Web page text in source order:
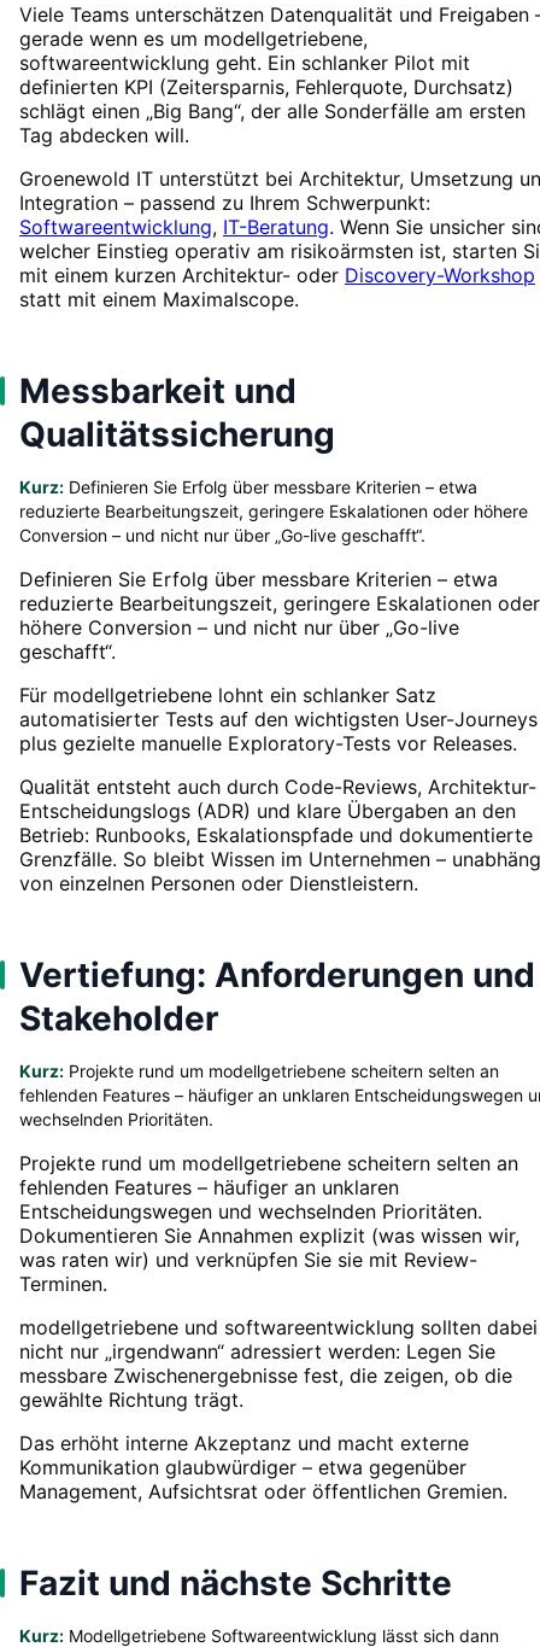
Viele Teams unterschätzen Datenqualität und Freigaben
gerade wenn es um modellgetriebene,
softwareentwicklung geht. Ein schlanker Pilot mit
definierten KPI (Zeitersparnis, Fehlerquote, Durchsatz)
schlägt einen „Big Bang“, der alle Sonderfälle am ersten
Tag abdecken will.
Groenewold IT unterstützt bei Architektur, Umsetzung
Integration – passend zu Ihrem Schwerpunkt:
Softwareentwicklung, IT-Beratung. Wenn Sie unsicher
welcher Einstieg operativ am risikoärmsten ist, starten
mit einem kurzen Architektur- oder Discovery-Workshop
statt mit einem Maximalscope.
Messbarkeit und
Qualitätssicherung
Kurz: Definieren Sie Erfolg über messbare Kriterien – etwa
reduzierte Bearbeitungszeit, geringere Eskalationen oder höhere
Conversion – und nicht nur über „Go-live geschafft“.
Definieren Sie Erfolg über messbare Kriterien – etwa
reduzierte Bearbeitungszeit, geringere Eskalationen oder
höhere Conversion – und nicht nur über „Go-live
geschafft“.
Für modellgetriebene lohnt ein schlanker Satz
automatisierter Tests auf den wichtigsten User-Journeys
plus gezielte manuelle Exploratory-Tests vor Releases.
Qualität entsteht auch durch Code-Reviews, Architektur-
Entscheidungslogs (ADR) und klare Übergaben an den
Betrieb: Runbooks, Eskalationspfade und dokumentierte
Grenzfälle. So bleibt Wissen im Unternehmen –
von einzelnen Personen oder Dienstleistern.
Vertiefung: Anforderungen und
Stakeholder
Kurz: Projekte rund um modellgetriebene scheitern selten an
fehlenden Features – häufiger an unklaren Entscheidungswegen
wechselnden Prioritäten.
Projekte rund um modellgetriebene scheitern selten an
fehlenden Features – häufiger an unklaren
Entscheidungswegen und wechselnden Prioritäten.
Dokumentieren Sie Annahmen explizit (was wissen wir,
was raten wir) und verknüpfen Sie sie mit Review-
Terminen.
modellgetriebene und softwareentwicklung sollten dabei
nicht nur „irgendwann“ adressiert werden: Legen Sie
messbare Zwischenergebnisse fest, die zeigen, ob die
gewählte Richtung trägt.
Das erhöht interne Akzeptanz und macht externe
Kommunikation glaubwürdiger – etwa gegenüber
Management, Aufsichtsrat oder öffentlichen Gremien.
Fazit und nächste Schritte
Kurz: Modellgetriebene Softwareentwicklung lässt sich dann